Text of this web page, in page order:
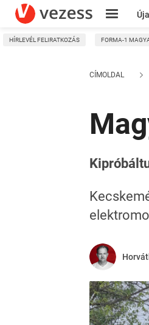
HÍRLEVÉL FELIRATKOZÁS FORMA-1
CÍMOLDAL